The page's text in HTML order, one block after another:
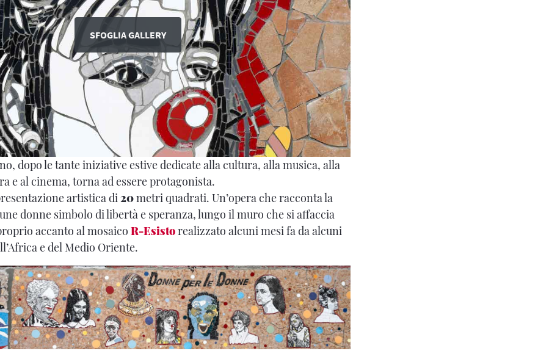
SFOGLIA GALLERY
dopo le tante iniziative estive dedicate alla cultura, alla musica, alla
e al cinema, torna ad essere protagonista.
artistica di20metri quadrati. Un’opera che racconta la
donne simbolo di libertà e speranza, lungo il muro che si affaccia
accanto al mosaico R-Esistorealizzato alcuni mesi fa da alcuni
e del Medio Oriente.